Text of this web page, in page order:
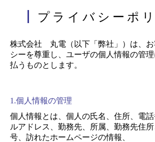
プライバシーポ
株式会社 丸電（以下「弊社」）は、お
シーを尊重し、ユーザの個人情報の管
払うものとします。
1.個人情報の管理
個人情報とは、個人の氏名、住所、電
ルアドレス、勤務先、所属、勤務先住
号、訪れたホームページの情報、